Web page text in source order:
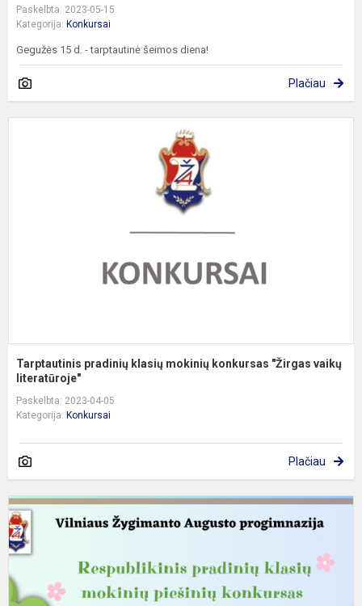
Paskelbta: 2023-05-15
Kategorija: Konkursai
Gegužės 15 d. - tarptautinė šeimos diena!
Plačiau
Tarptautinis pradinių klasių mokinių konkursas "Žirgas vaikų
literatūroje"
Paskelbta: 2023-04-05
Kategorija: Konkursai
Plačiau